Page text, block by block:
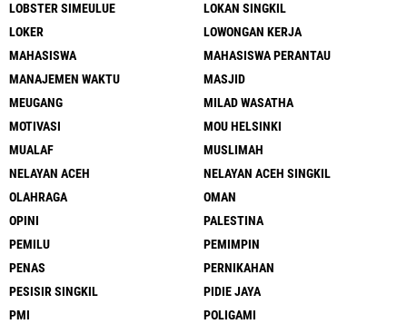
LOBSTER SIMEULUE
LOKAN SINGKIL
LOKER
LOWONGAN KERJA
MAHASISWA
MAHASISWA PERANTAU
MANAJEMEN WAKTU
MASJID
MEUGANG
MILAD WASATHA
MOTIVASI
MOU HELSINKI
MUALAF
MUSLIMAH
NELAYAN ACEH
NELAYAN ACEH SINGKIL
OLAHRAGA
OMAN
OPINI
PALESTINA
PEMILU
PEMIMPIN
PENAS
PERNIKAHAN
PESISIR SINGKIL
PIDIE JAYA
PMI
POLIGAMI